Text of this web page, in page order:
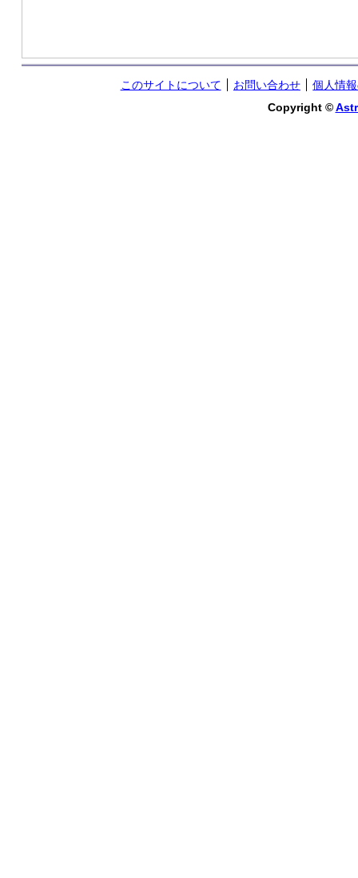
このサイトについて お問い合わせ
個人情
Copyright ©